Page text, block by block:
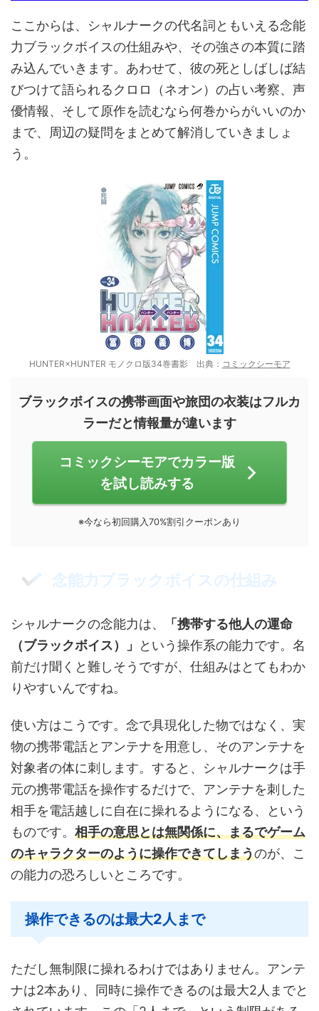
ここからは、シャルナークの代名詞ともいえる念能
力ブラックボイスの仕組みや、その強さの本質に踏
み込んでいきます。あわせて、彼の死としばしば結
びつけて語られるクロロ（ネオン）の占い考察、声
優情報、そして原作を読むなら何巻からがいいのか
まで、周辺の疑問をまとめて解消していきましょ
う。
HUNTER×HUNTER モノクロ版34巻書影 出典： コミックシーモア
ブラックボイスの携帯画面や旅団の衣装はフルカ
ラーだと情報量が違います
コミックシーモアでカラー版
を試し読みする
※今なら初回購入70%割引クーポンあり
念能力ブラックボイスの仕組み
シャルナークの念能力は、
「携帯する他人の運命
（ブラックボイス）」
という操作系の能力です。名
前だけ聞くと難しそうですが、仕組みはとてもわか
りやすいんですね。
使い方はこうです。念で具現化した物ではなく、実
物の携帯電話とアンテナを用意し、そのアンテナを
対象者の体に刺します。すると、シャルナークは手
元の携帯電話を操作するだけで、アンテナを刺した
相手を電話越しに自在に操れるようになる、という
ものです。 相手の意思とは無関係に、まるでゲーム
のキャラクターのように操作できてしまうのが、こ
の能力の恐ろしいところです。
操作できるのは最大2人まで
ただし無制限に操れるわけではありません。アンテ
ナは2本あり、同時に操作できるのは最大2人までと